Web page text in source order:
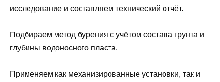
исследование и составляем технический отчёт.
Подбираем метод бурения с учётом состава грунта и
глубины водоносного пласта.
Применяем как механизированные установки, так и